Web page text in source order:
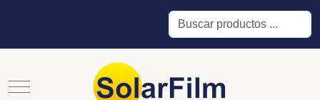
Buscar
Mobile Menu Toggle